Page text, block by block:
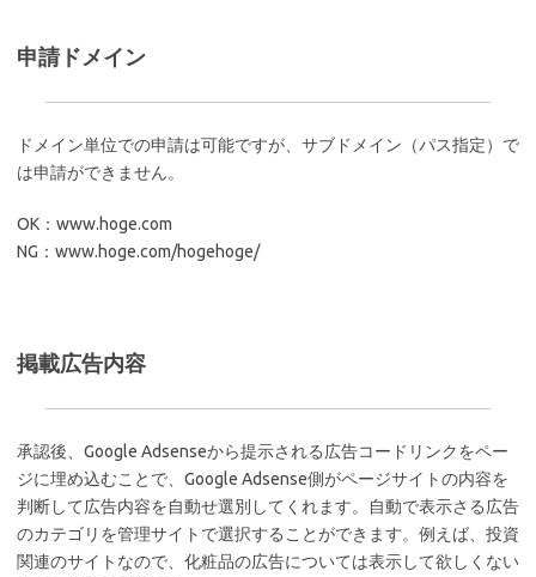
申請ドメイン
ドメイン単位での申請は可能ですが、サブドメイン（パス指定）で
は申請ができません。
OK：www.hoge.com
NG：www.hoge.com/hogehoge/
掲載広告内容
承認後、Google Adsenseから提示される広告コードリンクをペー
ジに埋め込むことで、Google Adsense側がページサイトの内容を
判断して広告内容を自動せ選別してくれます。自動で表示さる広告
のカテゴリを管理サイトで選択することができます。例えば、投資
関連のサイトなので、化粧品の広告については表示して欲しくない